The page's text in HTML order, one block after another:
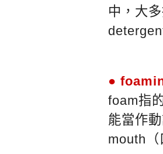
中，大
●
foam指
能當作
mouth